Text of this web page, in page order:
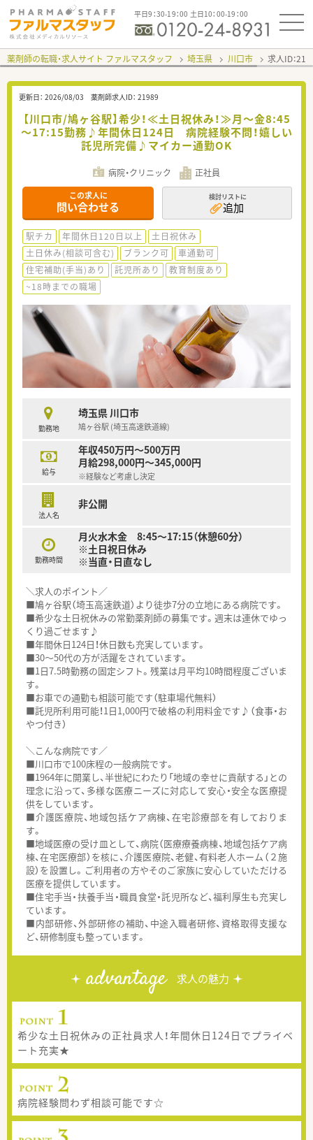
平日9：30-19：00 土日10：00-19：00
薬剤師の転職・求人サイト ファルマスタッフ 埼玉県 川口市 求人ID：
更新日： 2026/08/03 薬剤師求人ID： 21989
【川口市/鳩ヶ谷駅】希少！≪土日祝休み！≫月～金8:45
～17:15勤務♪年間休日124日 病院経験不問！嬉しい
託児所完備♪マイカー通勤OK
病院・クリニック 正社員
この求人に
問い合わせる
検討リストに
追加
駅チカ 年間休日120日以上
土日祝休み
土日休み(相談可含む)
ブランク可
車通勤可
住宅補助(手当)あり
託児所あり
教育制度あり
~18時までの職場
勤務地
埼玉県 川口市
鳩ヶ谷駅 (埼玉高速鉄道線)
給与
年収450万円～500万円
月給298,000円～345,000円
※経験など考慮し決定
法人名
非公開
勤務時間
月火水木金 8:45～17:15（休憩60分）
※土日祝日休み
※当直・日直なし
＼求人のポイント／
■鳩ヶ谷駅（埼玉高速鉄道）より徒歩7分の立地にある病院です。
■希少な土日祝休みの常勤薬剤師の募集です。週末は連休でゆっ
くり過ごせます♪
■年間休日124日！休日数も充実しています。
■30～50代の方が活躍をされています。
■1日7.5時勤務の固定シフト。残業は月平均10時間程度ございま
す。
■お車での通勤も相談可能です（駐車場代無料）
■託児所利用可能！1日1,000円で破格の利用料金です♪（食事・お
やつ付き）
＼こんな病院です／
■川口市で100床程の一般病院です。
■1964年に開業し、半世紀にわたり「地域の幸せに貢献する」との
理念に沿って、多様な医療ニーズに対応して安心・安全な医療提
供をしています。
■介護医療院、地域包括ケア病棟、在宅診療部を有しておりま
す。
■地域医療の受け皿として、病院（医療療養病棟、地域包括ケア病
棟、在宅医療部）を核に、介護医療院、老健、有料老人ホーム（２施
設）を設置し。ご利用者の方やそのご家族に安心していただける
医療を提供しています。
■住宅手当・扶養手当・職員食堂・託児所など、福利厚生も充実し
ています。
■内部研修、外部研修の補助、中途入職者研修、資格取得支援な
ど、研修制度も整っています。
advantage 求人の魅力
希少な土日祝休みの正社員求人！年間休日124日でプライベ
ート充実★
病院経験問わず相談可能です☆